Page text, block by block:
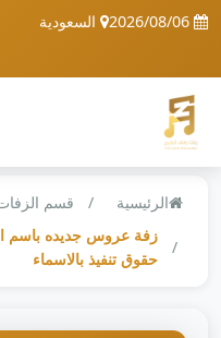
السعودية
الرئيسية قسم
زفة عروس جديده باسم
حقوق تنفيذ بالاسماء